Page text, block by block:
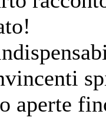
aperte